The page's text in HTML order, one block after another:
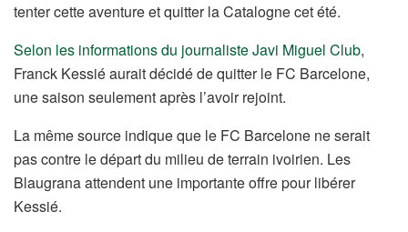
tenter cette aventure et quitter la Catalogne cet été.
Selon les informations du journaliste Javi Miguel Club,
Franck Kessié aurait décidé de quitter le FC Barcelone,
une saison seulement après l’avoir rejoint.
La même source indique que le FC Barcelone ne serait
pas contre le départ du milieu de terrain ivoirien. Les
Blaugrana attendent une importante offre pour libérer
Kessié.